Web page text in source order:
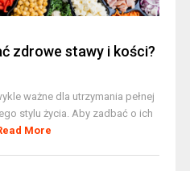
zdrowe stawy i kości?
ważne dla utrzymania pełnej
stylu życia. Aby zadbać o ich
More